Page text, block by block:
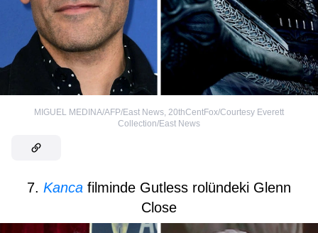
MIGUEL MEDINA/AFP/East News 20thCentFox/Courtesy Everett
Collection/East News
7. Kanca filminde Gutless rolündeki Glenn
Close